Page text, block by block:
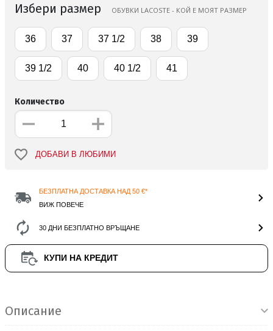
Избери размер ОБУВКИ LACOSTE - КОЙ Е МОЯТ РАЗМЕР
36 37 37 1/2 38 39
39 1/2 40 40 1/2 41
Количество
ДОБАВИ В ЛЮБИМИ
БЕЗПЛАТНА ДОСТАВКА НАД 50 €*
ВИЖ ПОВЕЧЕ
30 ДНИ БЕЗПЛАТНО ВРЪЩАНЕ
КУПИ НА КРЕДИТ
Описание